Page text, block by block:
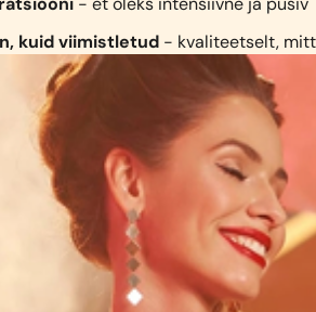
- et oleks intensiivne ja püsiv
kuid viimistletud - kvaliteetselt,